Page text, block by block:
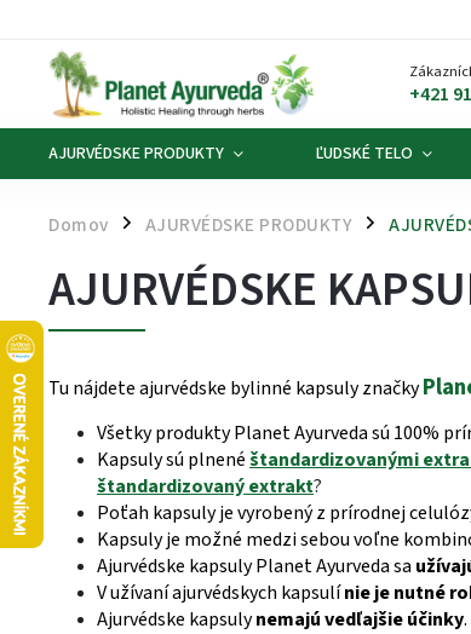
+421
AJURVÉDSKE PRODUKTY ĽUDSKÉ TELO
Domov / AJURVÉDSKE PRODUKTY /
AJURVÉDSKE
Tu nájdete ajurvédske bylinné kapsuly značky
Všetky produkty Planet Ayurveda sú 100%
Kapsuly sú plnenéštandardizovanými
štandardizovaný extrakt?
Poťah kapsuly je vyrobený z prírodnej
Kapsuly je možné medzi sebou voľne
Ajurvédske kapsuly Planet Ayurveda sa
V užívaní ajurvédskych kapsulínie je nutné
Ajurvédske kapsulynemajú vedľajšie účinky.